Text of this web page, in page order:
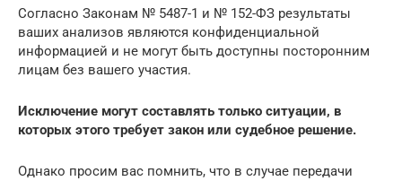
Согласно Законам № 5487-1 и № 152-ФЗ результаты
ваших анализов являются конфиденциальной
информацией и не могут быть доступны посторонним
лицам без вашего участия.
Исключение могут составлять только ситуации, в
которых этого требует закон или судебное решение.
Однако просим вас помнить, что в случае передачи